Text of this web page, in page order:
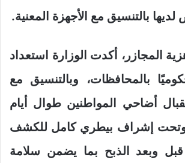
بالتنسيق مع الأجهزة المعنية.
المجازر، أكدت الوزارة استعداد
حكوميًا بالمحافظات، وبالتنسيق مع
أضاحي المواطنين طوال أيام
وتحت إشراف بيطري كامل للكشف
وبعد الذبح بما يضمن سلامة